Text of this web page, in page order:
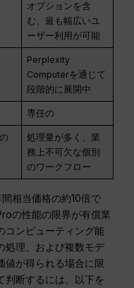
オプションを含
む、最も幅広いユ
ーザー利用が可能
Perplexity
Computerを通じて
段階的に展開中
専任の
処理量が多く、業
務上不可欠な個別
のワークフロー
相当価格の約10倍で
の性能の限界が有償業
コンピューティング能
処理、および複数モデ
値が得られる場合に限
判断するには、以下を